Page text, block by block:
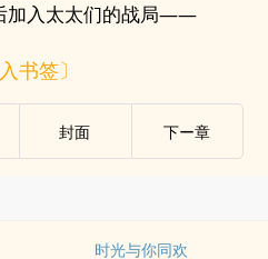
加入太太们的战局——
书签〕
封面 下ー章
时光与你同欢